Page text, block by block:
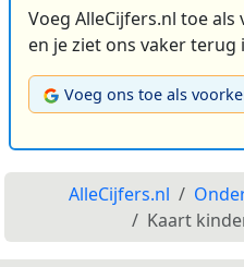
Voeg AlleCijfers.nl toe
en je ziet ons vaker
Voeg ons toe als
AlleCijfers.nl
Kaart